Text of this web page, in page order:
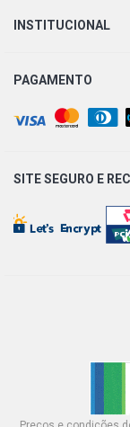
INSTITUCIONAL
PAGAMENTO
SITE SEGURO E